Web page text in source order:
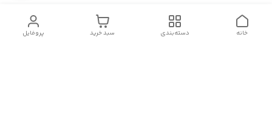
پروفایل سبد خرید دسته‌بندی خانه